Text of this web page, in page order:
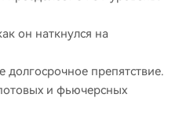
он наткнулся на
долгосрочное препятствие.
и фьючерсных